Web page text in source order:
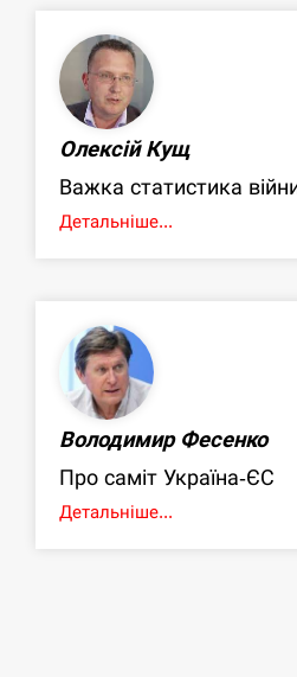
Олексій Кущ
Важка статистика
Детальніше...
Володимир Фесенко
Про саміт Україна-ЄС
Детальніше...